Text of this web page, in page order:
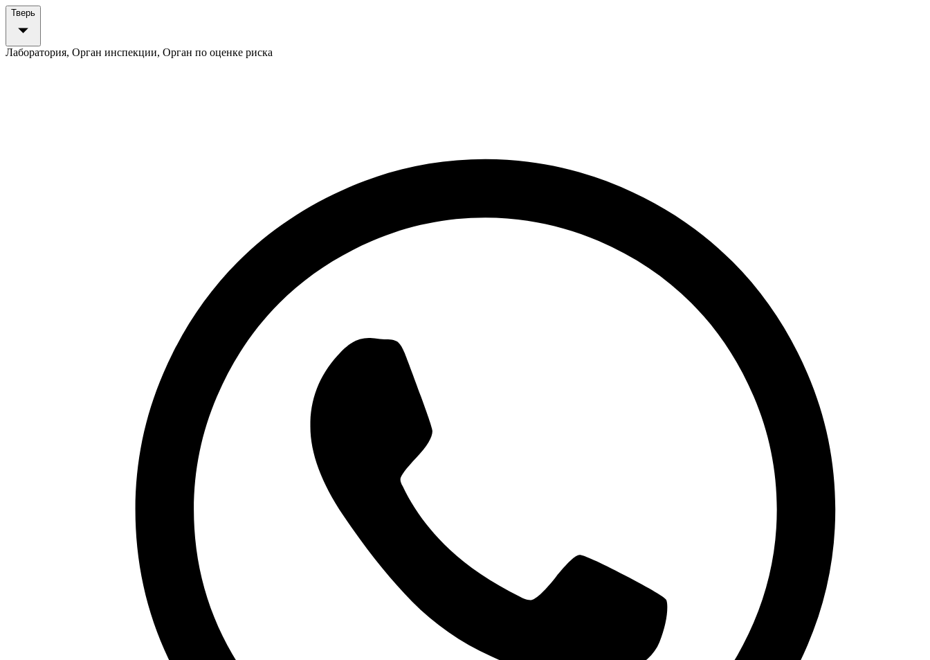
Тверь
Лаборатория, Орган инспекции, Орган по оценке риска